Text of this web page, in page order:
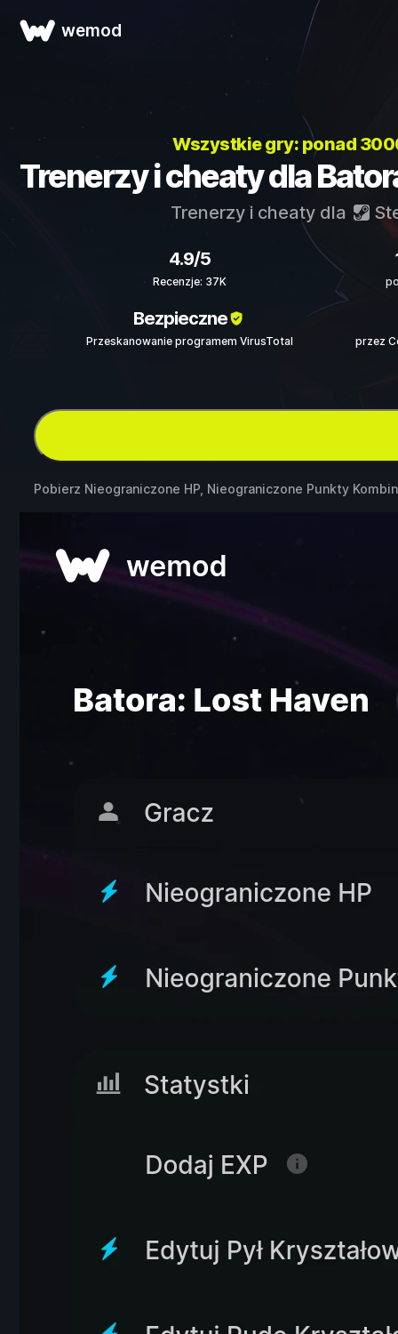
wemod
Wszystkie gry: ponad
Trenerzy i cheaty dla
Trenerzy i cheaty dla
4.9/5
Recenzje: 37K
Bezpieczne
Przeskanowanie programem VirusTotal przez
Pobierz Nieograniczone HP, Nieograniczone Punkty